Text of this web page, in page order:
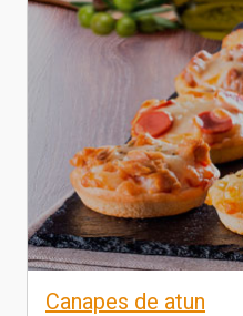
Canapes de atun